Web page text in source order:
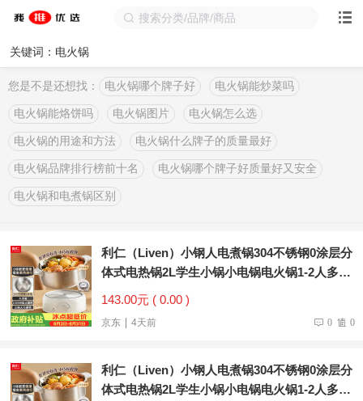
关键词：电火锅
您是不是还想找： 电火锅哪个牌子好 电火锅能炒菜吗
电火锅能烙饼吗 电火锅图片 电火锅怎么选
电火锅的用途和方法 电火锅什么牌子的质量最好
电火锅品牌排行榜前十名 电火锅哪个牌子好质量好又安全
电火锅和电煮锅区别
利仁（Liven）小钢人电煮锅304不锈钢0涂层分
体式电热锅2L学生小锅小电锅电火锅1-2人多功
能锅DHG-180F升级款
143.00元 ( 0.00 )
京东 4天前 0 0
利仁（Liven）小钢人电煮锅304不锈钢0涂层分
体式电热锅2L学生小锅小电锅电火锅1-2人多功